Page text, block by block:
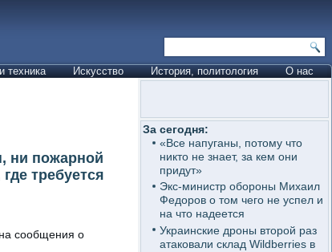
техника Искусство История, политология О нас
ни пожарной
требуется
сообщения о
За сегодня:
«Все напуганы, потому что
никто не знает, за кем они
придут»
Экс-министр обороны Михаил
Федоров о том чего не успел и
на что надеется
Украинские дроны второй раз
атаковали склад Wildberries в